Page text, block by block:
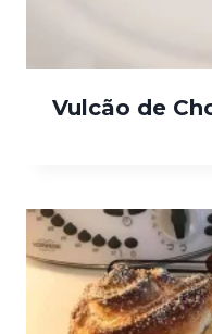
Vulcão de